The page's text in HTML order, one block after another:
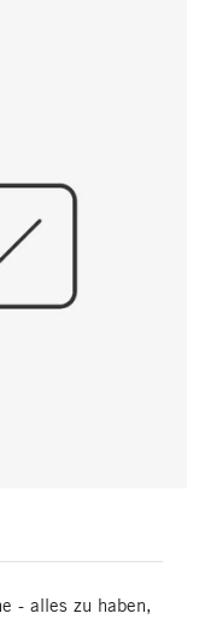
- alles zu haben,